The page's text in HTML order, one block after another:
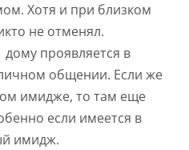
Хотя и при близком
не отменял.
проявляется в
общении. Если же
имидже, то там еще
если имеется в
имидж.